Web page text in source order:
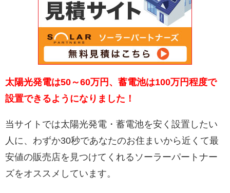
太陽光発電は50～60万円、蓄電池は100万円程度で
設置できるようになりました！
当サイトでは太陽光発電・蓄電池を安く設置したい
人に、わずか30秒であなたのお住まいから近くて最
安値の販売店を見つけてくれるソーラーパートナー
ズをオススメしています。